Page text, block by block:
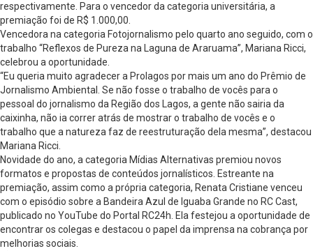
respectivamente. Para o vencedor da categoria universitária, a
premiação foi de R$ 1.000,00.
Vencedora na categoria Fotojornalismo pelo quarto ano seguido, com o
trabalho “Reflexos de Pureza na Laguna de Araruama”, Mariana Ricci,
celebrou a oportunidade.
“Eu queria muito agradecer a Prolagos por mais um ano do Prêmio de
Jornalismo Ambiental. Se não fosse o trabalho de vocês para o
pessoal do jornalismo da Região dos Lagos, a gente não sairia da
caixinha, não ia correr atrás de mostrar o trabalho de vocês e o
trabalho que a natureza faz de reestruturação dela mesma”, destacou
Mariana Ricci.
Novidade do ano, a categoria Mídias Alternativas premiou novos
formatos e propostas de conteúdos jornalísticos. Estreante na
premiação, assim como a própria categoria, Renata Cristiane venceu
com o episódio sobre a Bandeira Azul de Iguaba Grande no RC Cast,
publicado no YouTube do Portal RC24h. Ela festejou a oportunidade de
encontrar os colegas e destacou o papel da imprensa na cobrança por
melhorias sociais.